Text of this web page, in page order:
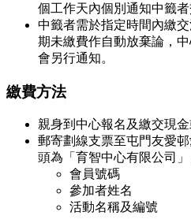
個工作天內個別通知中籤者
中籤者需於指定時間內繳
期未繳費作自動放棄論，
會另行通知。
繳費方法
親身到中心報名及繳交現
郵寄劃線支票至屯門友愛
頭為「育智中心有限公司」
會員號碼
參加者姓名
活動名稱及編號